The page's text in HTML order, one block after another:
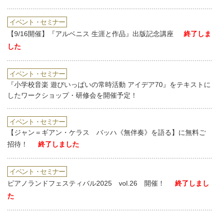
イベント・セミナー
【9/16開催】『アルベニス 生涯と作品』出版記念講座
終了しま
した
イベント・セミナー
『小学校音楽 遊びいっぱいの常時活動 アイデア70』をテキストに
したワークショップ・研修会を開催予定！
イベント・セミナー
【ジャン＝ギアン・ケラス バッハ《無伴奏》を語る】に無料ご
招待！
終了しました
イベント・セミナー
ピアノランドフェスティバル2025 vol.26 開催！
終了しまし
た